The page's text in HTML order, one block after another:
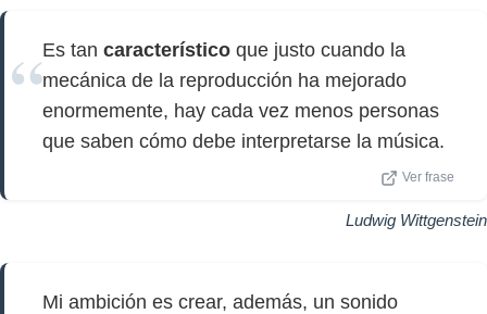
Es tan característico que justo cuando la
mecánica de la reproducción ha mejorado
enormemente, hay cada vez menos personas
que saben cómo debe interpretarse la música.
Ver frase
Ludwig Wittgenstein
Mi ambición es crear, además, un sonido